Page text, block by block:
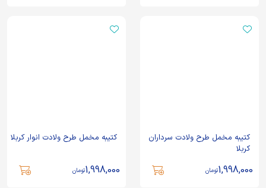
کتیبه مخمل طرح ولادت سرداران
کربلا
1,998,000تومان
کتیبه مخمل طرح ولادت انوار کربلا
1,998,000تومان